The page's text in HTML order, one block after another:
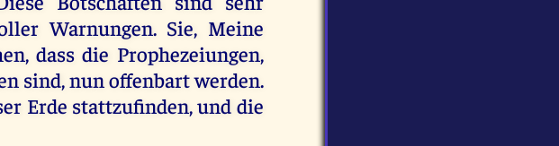
Warnungen. Sie, Meine
dass die Prophezeiungen,
sind, nun offenbart werden.
Erde stattzufinden, und die